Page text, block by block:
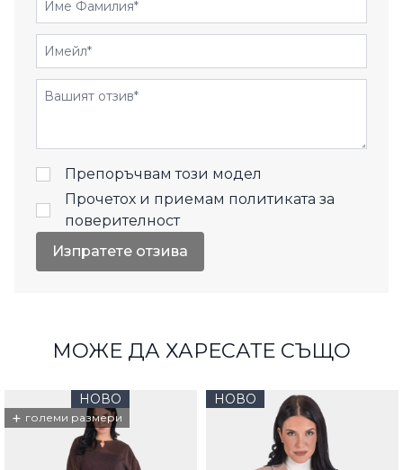
Имейл
Отзиви
Препоръчвам този модел
Прочетох и приемам политиката за
поверителност
Изпратете отзива
МОЖЕ ДА ХАРЕСАТЕ СЪЩО
НОВО
+ големи размери
НОВО